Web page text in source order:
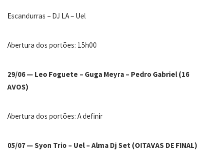
Escandurras – DJ LA – Uel
Abertura dos portões: 15h00
29/06 — Leo Foguete – Guga Meyra – Pedro Gabriel (16
AVOS)
Abertura dos portões: A definir
05/07 — Syon Trio – Uel – Alma Dj Set (OITAVAS DE FINAL)